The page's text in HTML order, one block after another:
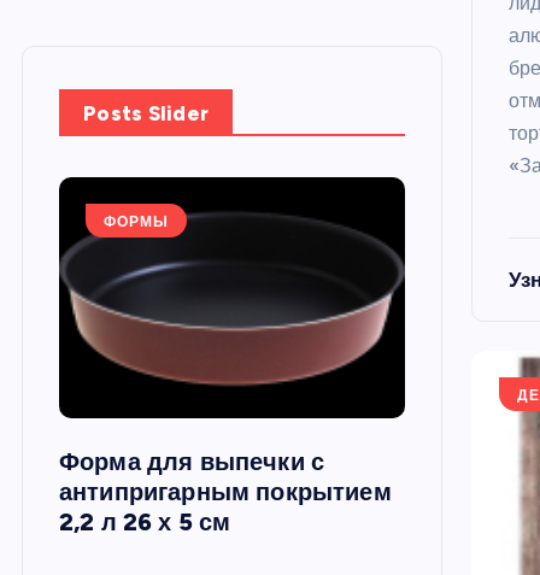
Posts Slider
ФОРМЫ
Форма для выпечки с
антипригарным покрытием
2,2 л 26 х 5 см
круглая,